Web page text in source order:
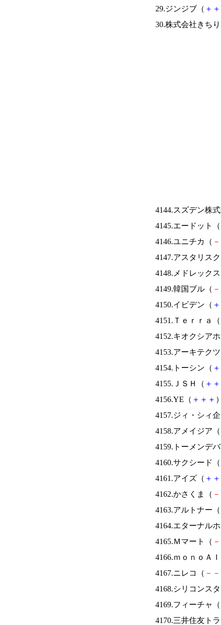
29.ジンジブ（ ＋ ＋
30.株式会社きち
4144.スズデン株
4145.エードット（
4146.ユニチカ（ －
4147.アスタリス
4148.メドレック
4149.韓国ブル（ －
4150.イビデン（ ＋
4151.Ｔｅｒｒａ（
4152.キオクシア
4153.アーキテク
4154.トーシン（ ＋
4155.ＪＳＨ（ ＋ ＋
4156.YE（ ＋ ＋ ＋
4157.ジィ・シィ
4158.アメイジア（
4159.トーメンデ
4160.サクシード（
4161.アイズ（ ＋ ＋
4162.かさくま（ －
4163.アルトナー（
4164.エターナル
4165.Ｍマート（ －
4166.ｍｏｎｏＡ
4167.ニレコ（ － －
4168.シリコンス
4169.フィーチャ（
4170.三井住友ト